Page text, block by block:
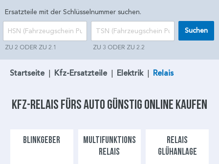
Ersatzteile mit der Schlüsselnummer suchen.
ZU 2 ODER ZU 2.1 ZU 3 ODER ZU 2.2
Suchen
Startseite | Kfz-Ersatzteile | Elektrik | Relais
Kfz-Relais fürs Auto günstig online kaufen
BLINKGEBER
MULTIFUNKTIONS
RELAIS
RELAIS
GLÜHANLAGE